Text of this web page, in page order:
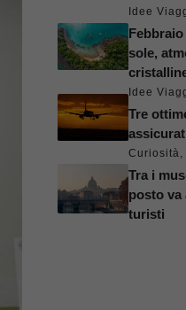
Idee
sole,
Idee
Tre
Curiosità,
Tra i
posto va
turisti